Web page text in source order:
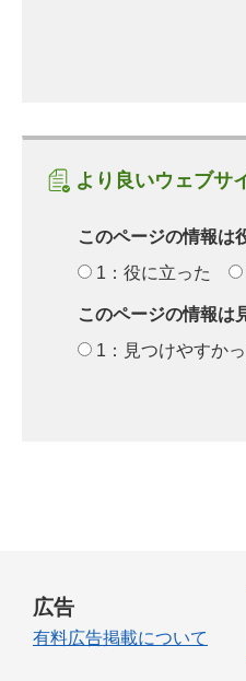
より良いウェブサ
このページの情報は
1：役に立った
このページの情報は
1：見つけやすか
広告
有料広告掲載について